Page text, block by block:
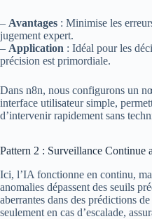
– Avantages : Minimise les
jugement expert.
– Application : Idéal pour les
précision est primordiale.
Dans n8n, nous configurons un
interface utilisateur simple,
d’intervenir rapidement sans
Pattern 2 : Surveillance Continue
Ici, l’IA fonctionne en continu,
anomalies dépassent des seuils
aberrantes dans des prédictions
seulement en cas d’escalade,